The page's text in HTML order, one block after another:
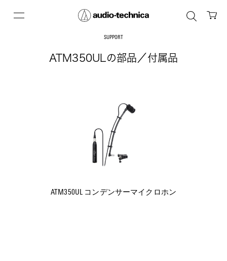
SUPPORT
ATM350ULの部品／付属品
ATM350UL コンデンサーマイクロホン